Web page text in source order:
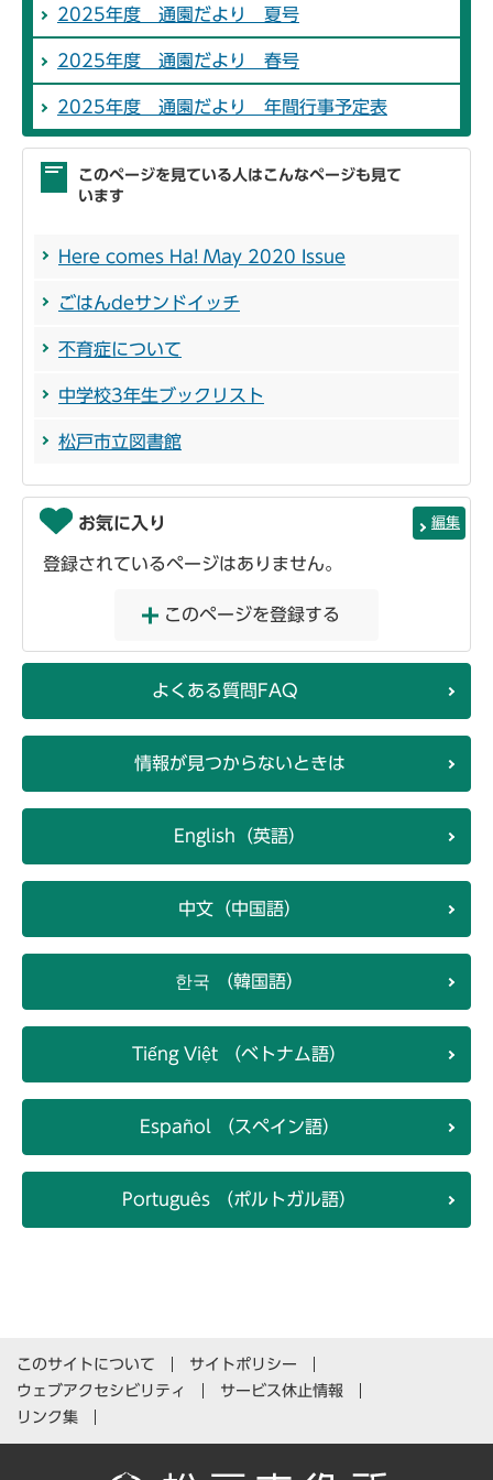
2025年度 通園だより 夏号
2025年度 通園だより 春号
2025年度 通園だより 年間行事予定表
このページを見ている人はこんなページも見て
います
Here comes Ha! May 2020 Issue
ごはんdeサンドイッチ
不育症について
中学校3年生ブックリスト
松戸市立図書館
お気に入り 編集
登録されているページはありません。
このページを登録する
よくある質問FAQ
情報が見つからないときは
English（英語）
中文（中国語）
한국 （韓国語）
Tiếng Việt （ベトナム語）
Español （スペイン語）
Português （ポルトガル語）
このサイトについて
サイトポリシー
ウェブアクセシビリティ
サービス休止情報
リンク集